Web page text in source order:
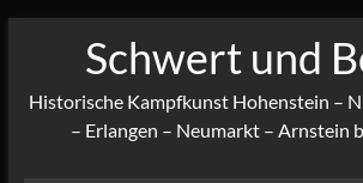
Schwert und
Historische Kampfkunst Hohenstein –
– Erlangen – Neumarkt – Arnstein